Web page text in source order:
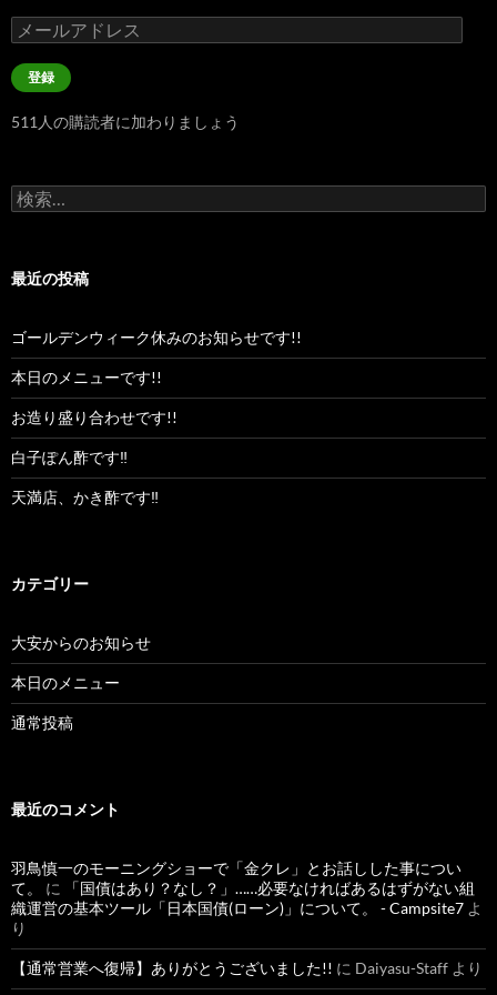
メ
ー
ル
ア
レ
登録
511人の購読者に加わりましょう
検
索:
最近の投稿
ゴールデンウィーク休みのお知らせです!!
本日のメニューです!!
お造り盛り合わせです!!
白子ぽん酢です‼︎
天満店、かき酢です‼︎
カテゴリー
大安からのお知らせ
本日のメニュー
通常投稿
最近のコメント
羽鳥慎一のモーニングショーで「金クレ」とお話しした事につい
て。
に
「国債はあり？なし？」……必要なければあるはずがない組
織運営の基本ツール「日本国債(ローン)」について。 - Campsite7 よ
り
【通常営業へ復帰】ありがとうございました!! に Daiyasu-Staff より